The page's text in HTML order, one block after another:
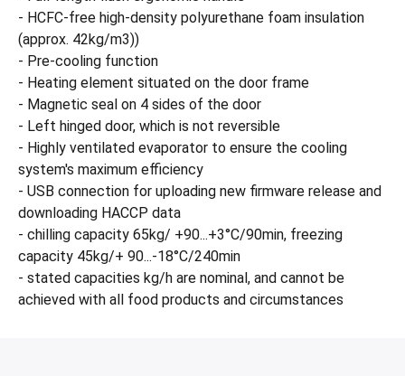
- HCFC-free high-density polyurethane foam insulation
(approx. 42kg/m3))
- Pre-cooling function
- Heating element situated on the door frame
- Magnetic seal on 4 sides of the door
- Left hinged door, which is not reversible
- Highly ventilated evaporator to ensure the cooling
system's maximum efficiency
- USB connection for uploading new firmware release and
downloading HACCP data
- chilling capacity 65kg/ +90...+3°C/90min, freezing
capacity 45kg/+ 90...-18°C/240min
- stated capacities kg/h are nominal, and cannot be
achieved with all food products and circumstances